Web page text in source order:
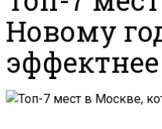
Новому
эффектнее